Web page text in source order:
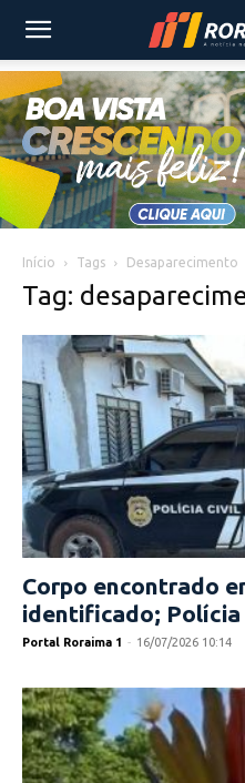
Início Tags Desaparecimento
Tag:
Corpo encontrado
identificado; Polícia
Portal Roraima 1 - 16/07/2026 10:14